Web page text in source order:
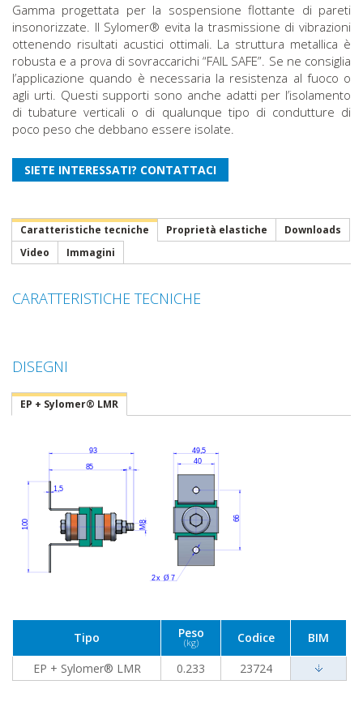
Gamma progettata per la sospensione flottante di pareti
insonorizzate. Il Sylomer® evita la trasmissione di vibrazioni
ottenendo risultati acustici ottimali. La struttura metallica è
robusta e a prova di sovraccarichi “FAIL SAFE”. Se ne consiglia
l’applicazione quando è necessaria la resistenza al fuoco o
agli urti. Questi supporti sono anche adatti per l’isolamento
di tubature verticali o di qualunque tipo di condutture di
poco peso che debbano essere isolate.
Caratteristiche tecniche Proprietà elastiche
Downloads
Video
Immagini
CARATTERISTICHE TECNICHE
DISEGNI
EP + Sylomer® LMR
Tipo Peso
(kg) Codice
BIM
EP + Sylomer® LMR
0.233 23724